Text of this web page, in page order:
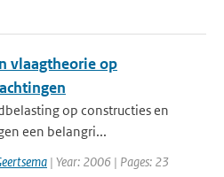
vlaagtheorie op
op constructies en
een belangri...
| Year: 2006 | Pages: 23